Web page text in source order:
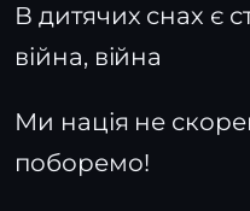
В дитячих снах є
війна, війна
Ми нація не
поборемо!